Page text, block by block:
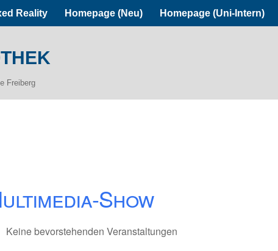
Reality Homepage (Neu) Homepage (Uni-Intern)
Freiberg
Show
Keine bevorstehenden Veranstaltungen